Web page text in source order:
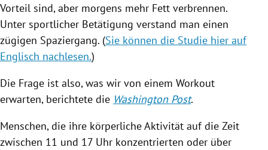
Vorteil sind, aber morgens mehr Fett verbrennen.
Unter sportlicher Betätigung verstand man einen
zügigen Spaziergang. (Sie können die Studie hier auf
Englisch nachlesen.)
Die Frage ist also, was wir von einem Workout
erwarten, berichtete die Washington Post.
Menschen, die ihre körperliche Aktivität auf die Zeit
zwischen 11 und 17 Uhr konzentrierten oder über